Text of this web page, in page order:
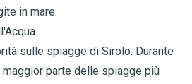
in mare.
sulle spiagge di Sirolo. Durante
maggior parte delle spiagge più